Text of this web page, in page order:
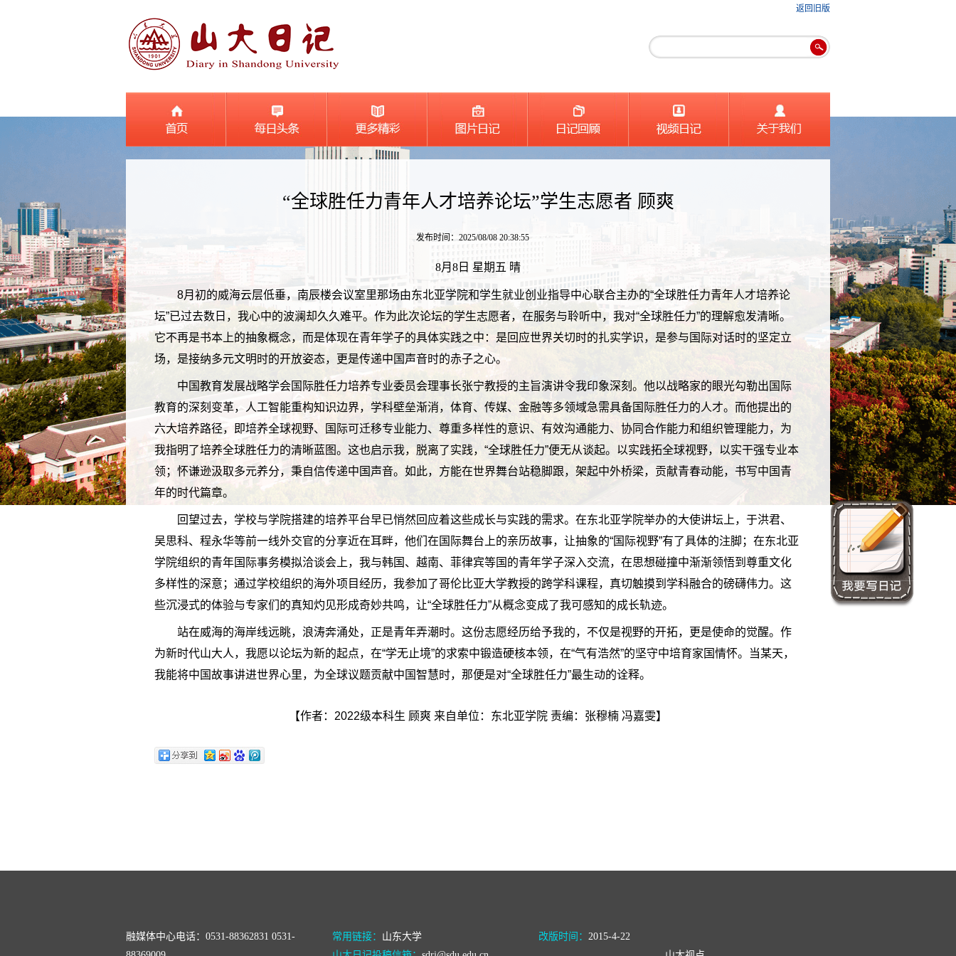
返回旧版
“全球胜任力青年人才培养论坛”学生志愿者 顾爽
发布时间：2025/08/08 20:38:55
8月8日 星期五 晴
8月初的威海云层低垂，南辰楼会议室里那场由东北亚学院和学生就业创业指导中心联合主办的“全球胜任力青年人才培养论
坛”已过去数日，我心中的波澜却久久难平。作为此次论坛的学生志愿者，在服务与聆听中，我对“全球胜任力”的理解愈发清晰。
它不再是书本上的抽象概念，而是体现在青年学子的具体实践之中：是回应世界关切时的扎实学识，是参与国际对话时的坚定立
场，是接纳多元文明时的开放姿态，更是传递中国声音时的赤子之心。
中国教育发展战略学会国际胜任力培养专业委员会理事长张宁教授的主旨演讲令我印象深刻。他以战略家的眼光勾勒出国际
教育的深刻变革，人工智能重构知识边界，学科壁垒渐消，体育、传媒、金融等多领域急需具备国际胜任力的人才。而他提出的
六大培养路径，即培养全球视野、国际可迁移专业能力、尊重多样性的意识、有效沟通能力、协同合作能力和组织管理能力，为
我指明了培养全球胜任力的清晰蓝图。这也启示我，脱离了实践，“全球胜任力”便无从谈起。以实践拓全球视野，以实干强专业本
领；怀谦逊汲取多元养分，秉自信传递中国声音。如此，方能在世界舞台站稳脚跟，架起中外桥梁，贡献青春动能，书写中国青
年的时代篇章。
回望过去，学校与学院搭建的培养平台早已悄然回应着这些成长与实践的需求。在东北亚学院举办的大使讲坛上，于洪君、
吴思科、程永华等前一线外交官的分享近在耳畔，他们在国际舞台上的亲历故事，让抽象的“国际视野”有了具体的注脚；在东北亚
学院组织的青年国际事务模拟洽谈会上，我与韩国、越南、菲律宾等国的青年学子深入交流，在思想碰撞中渐渐领悟到尊重文化
多样性的深意；通过学校组织的海外项目经历，我参加了哥伦比亚大学教授的跨学科课程，真切触摸到学科融合的磅礴伟力。这
些沉浸式的体验与专家们的真知灼见形成奇妙共鸣，让“全球胜任力”从概念变成了我可感知的成长轨迹。
站在威海的海岸线远眺，浪涛奔涌处，正是青年弄潮时。这份志愿经历给予我的，不仅是视野的开拓，更是使命的觉醒。作
为新时代山大人，我愿以论坛为新的起点，在“学无止境”的求索中锻造硬核本领，在“气有浩然”的坚守中培育家国情怀。当某天，
我能将中国故事讲进世界心里，为全球议题贡献中国智慧时，那便是对“全球胜任力”最生动的诠释。
【作者：2022级本科生 顾爽 来自单位：东北亚学院 责编：张穆楠 冯嘉雯】
融媒体中心电话：0531-88362831 0531-
常用链接： 山东大学 改版时间： 2015-4-22